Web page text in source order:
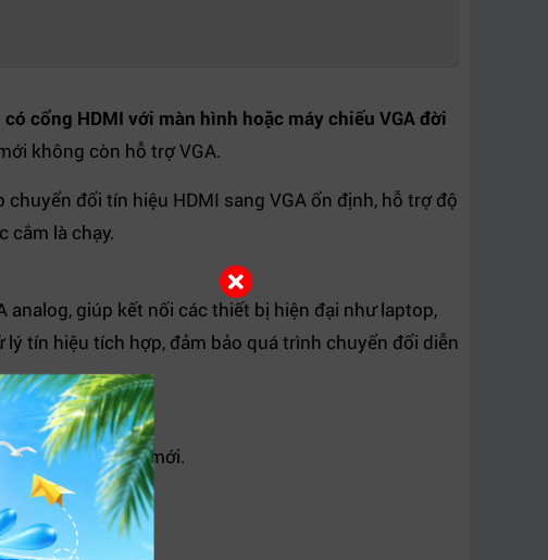
cổng HDMI với màn hình hoặc máy chiếu VGA đời
không còn hỗ trợ VGA.
đổi tín hiệu HDMI sang VGA ổn định, hỗ trợ độ
cắm là chạy.
giúp kết nối các thiết bị hiện đại như laptop,
tín hiệu tích hợp, đảm bảo quá trình chuyển đổi diễn
không cần thay mới.
khi trình chiếu.